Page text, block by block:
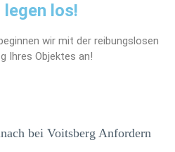
legen los!
wir mit der reibungslosen
Ihres Objektes an!
bei Voitsberg Anfordern